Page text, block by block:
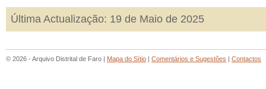
Última Actualização: 19 de Maio de 2025
© 2026 - Arquivo Distrital de Faro | Mapa do Sítio | Comentários e Sugestões | Contactos